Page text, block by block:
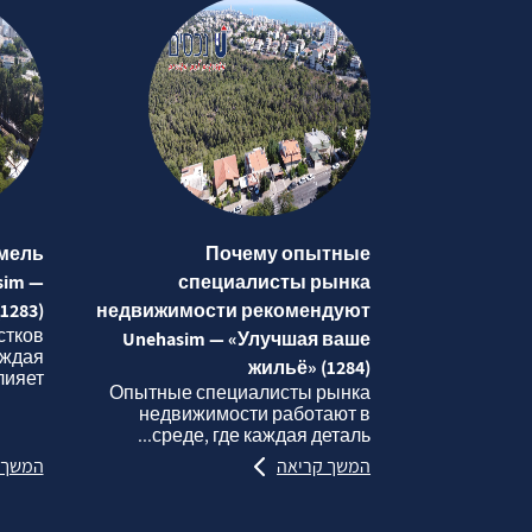
Почему опытные
специалисты рынка
недвижимости рекомендуют
Unehasim — «Улучшая ваше
жильё» (1284)
Опытные специалисты рынка
недвижимости работают в
среде, где каждая деталь...
המשך קריאה
—